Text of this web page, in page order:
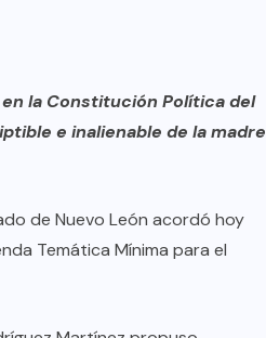
la Constitución Política del
e inalienable de la madre
de Nuevo León acordó hoy
Temática Mínima para el